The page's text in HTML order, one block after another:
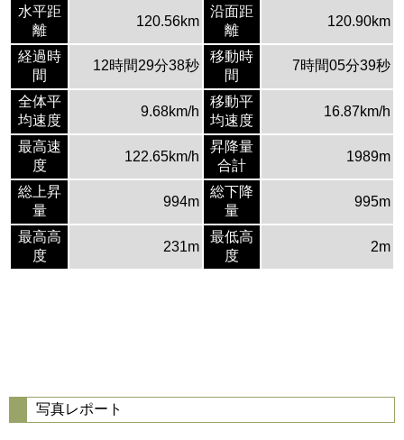
水平距
離
120.56km
沿面距
離
120.90km
経過時
間
12時間29分38秒
移動時
間
7時間05分39秒
全体平
均速度
9.68km/h
移動平
均速度
16.87km/h
最高速
度
122.65km/h
昇降量
合計
1989m
総上昇
量
994m
総下降
量
995m
最高高
度
231m
最低高
度
2m
写真レポート